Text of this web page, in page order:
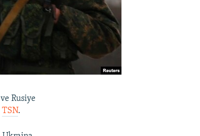
Rusiye
TSN.